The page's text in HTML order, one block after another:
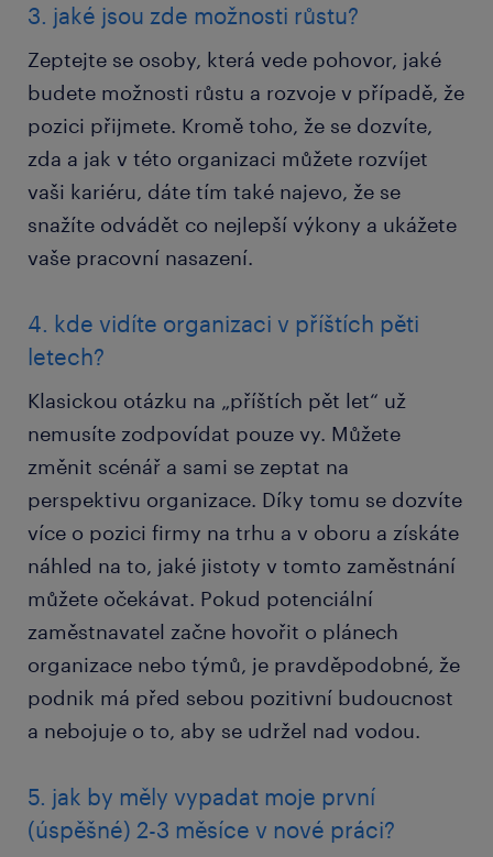
3. jaké jsou zde možnosti růstu?
Zeptejte se osoby, která vede pohovor, jaké
budete možnosti růstu a rozvoje v případě, že
pozici přijmete. Kromě toho, že se dozvíte,
zda a jak v této organizaci můžete rozvíjet
vaši kariéru, dáte tím také najevo, že se
snažíte odvádět co nejlepší výkony a ukážete
vaše pracovní nasazení.
4. kde vidíte organizaci v příštích pěti
letech?
Klasickou otázku na „příštích pět let“ už
nemusíte zodpovídat pouze vy. Můžete
změnit scénář a sami se zeptat na
perspektivu organizace. Díky tomu se dozvíte
více o pozici firmy na trhu a v oboru a získáte
náhled na to, jaké jistoty v tomto zaměstnání
můžete očekávat. Pokud potenciální
zaměstnavatel začne hovořit o plánech
organizace nebo týmů, je pravděpodobné, že
podnik má před sebou pozitivní budoucnost
a nebojuje o to, aby se udržel nad vodou.
5. jak by měly vypadat moje první
(úspěšné) 2-3 měsíce v nové práci?